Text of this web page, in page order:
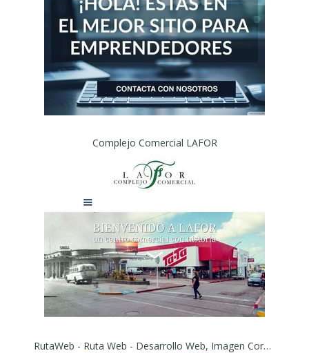
Complejo Comercial LAFOR
RutaWeb - Ruta Web - Desarrollo Web, Imagen Corporativa, Marketing Digital